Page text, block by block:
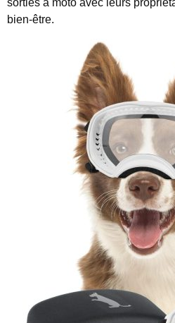
sorties à moto avec leurs
bien-être.